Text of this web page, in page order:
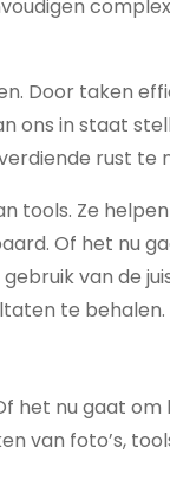
Door taken
ons in staat
rust te
tools. Ze
Of het nu
van de
te behalen.
het nu gaat om
van foto’s,